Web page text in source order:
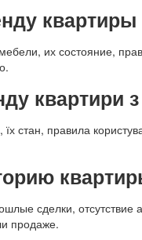
их состояние,
квартири
стан, правила
сделки,
продаже.